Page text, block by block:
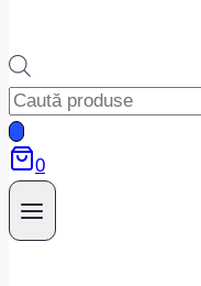
Products
search
0